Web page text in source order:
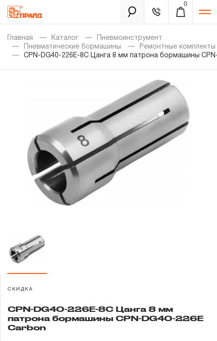
0
Каталог
Золотая лихорадка
Уцененный товар
О нас
Новости
Гарантия и сервис
Доставка и оплата
Контакты
Забыли пароль?
Главная Каталог
Пневмоинструмент
Пневматические бормашины
Ремонтные комплекты
CPN-DG40-226E-8C Цанга 8 мм патрона бормашины
СКИДКА
CPN-DG40-226E-8C Цанга 8 мм
патрона бормашины CPN-DG40-226E
Carbon